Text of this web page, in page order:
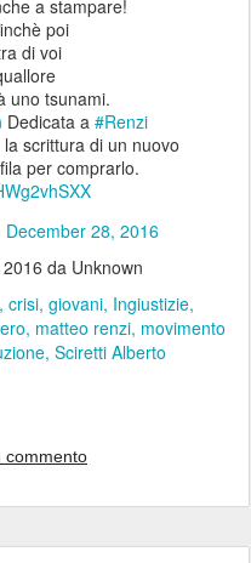
a stampare!
poi
di voi
uno tsunami.
Dedicata a #Renzi
scrittura di un nuovo
per comprarlo.
December 28, 2016
da Unknown
crisi giovani Ingiustizie
matteo renzi movimento
Sciretti Alberto
commento